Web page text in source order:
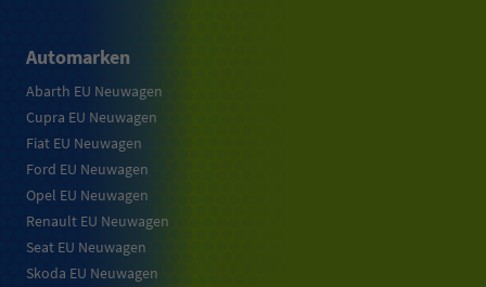
Automarken
Abarth EU Neuwagen
Cupra EU Neuwagen
Fiat EU Neuwagen
Ford EU Neuwagen
Opel EU Neuwagen
Renault EU Neuwagen
Seat EU Neuwagen
Skoda EU Neuwagen